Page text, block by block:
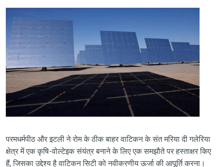
परमधर्मपीठ और इटली ने रोम के ठीक बाहर वाटिकन के संत मरिया दी गलेरिया
क्षेत्र में एक कृषि-वोल्टेइक संयंत्र बनाने के लिए एक समझौते पर हस्ताक्षर किए
हैं, जिसका उद्देश्य है वाटिकन सिटी को नवीकरणीय ऊर्जा की आपूर्ति करना।